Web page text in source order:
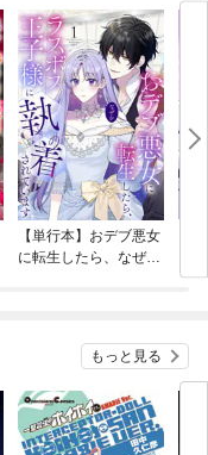
【単行本】おデブ悪女
に転生したら、なぜか
もっと見る